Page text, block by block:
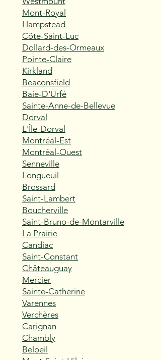
Mont-Royal
Hampstead
Côte-Saint-Luc
Dollard-des-Ormeaux
Pointe-Claire
Kirkland
Beaconsfield
Baie-D'Urfé
Sainte-Anne-de-Bellevue
Dorval
L'Île-Dorval
Montréal-Est
Montréal-Ouest
Senneville
Longueuil
Brossard
Saint-Lambert
Boucherville
Saint-Bruno-de-Montarville
La Prairie
Candiac
Saint-Constant
Châteauguay
Mercier
Sainte-Catherine
Varennes
Verchères
Carignan
Chambly
Beloeil